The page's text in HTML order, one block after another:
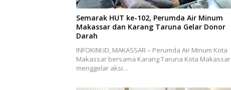
Semarak HUT ke-102, Perumda Air Minum
Makassar dan Karang Taruna Gelar Donor
Darah
INFOKINI.ID, MAKASSAR – Perumda Air Minum Kota
Makassar bersama Karang Taruna Kota Makassar
menggelar aksi…